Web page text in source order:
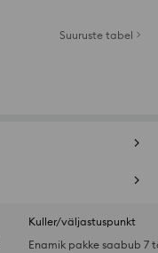
Suuruste tabel
Kuller/väljastuspunkt
Enamik pakke saabub 7